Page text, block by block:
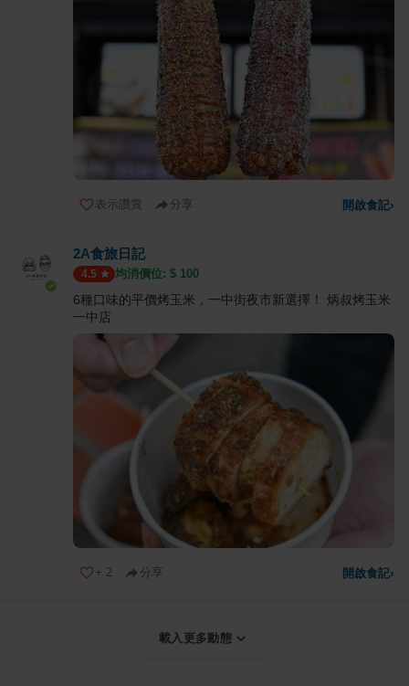
表示讚賞 分享 開啟食記›
2A食旅日記
4.5 均消價位: $ 100
6種口味的平價烤玉米，一中街夜市新選擇！ 炳叔烤玉米
一中店
+ 2 分享 開啟食記›
載入更多動態